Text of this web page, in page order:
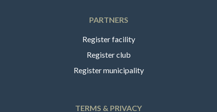
PARTNERS
Register facility
Register club
Register municipality
TERMS & PRIVACY